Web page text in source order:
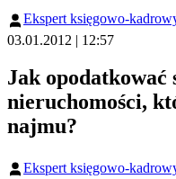
Ekspert księgowo-
03.01.2012 | 12:57
Jak opodatkować
nieruchomości,
najmu?
Ekspert księgowo-